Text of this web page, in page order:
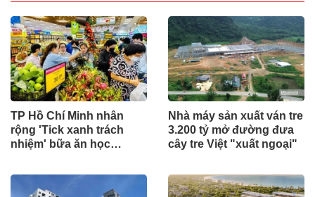
TP Hồ Chí Minh nhân
rộng 'Tick xanh trách
nhiệm' bữa ăn học
Nhà máy sản xuất ván tre
3.200 tỷ mở đường đưa
cây tre Việt "xuất ngoại"